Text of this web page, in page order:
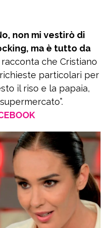
non mi vestirò di
ma è tutto da
racconta che Cristiano
particolari per
il riso e la papaia,